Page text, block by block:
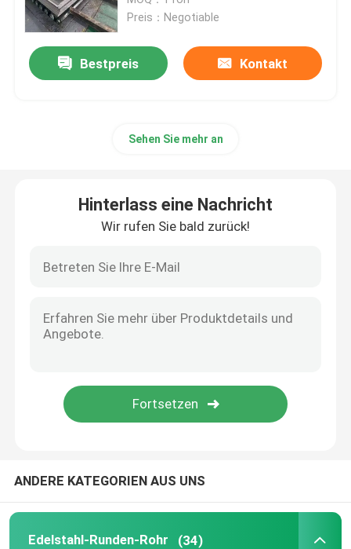
Aluminiumlegierungs-Blatt
Kupferlegierungs-Platte
Kupferne Streifen-Rolle
Zinnblech
Andere Legierungs-Metalle
Preis：Negotiable
Bestpreis Kontakt
Sehen Sie mehr an
Hinterlass eine Nachricht
Wir rufen Sie bald zurück!
ANDERE KATEGORIEN AUS UNS
Edelstahl-Runden-Rohr (34)